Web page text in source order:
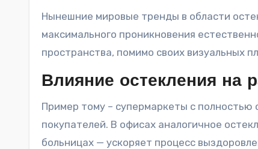
Нынешние мировые тренды в области остекления зданий акцентируют внимание на важности
максимального проникновения
пространства, помимо своих визуальных
Влияние остекления на
Пример тому – супермаркеты с
покупателей. В офисах аналогичное
больницах — ускоряет процесс